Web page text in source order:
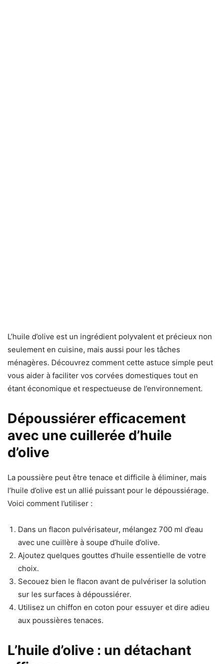
L’huile d’olive est un ingrédient polyvalent et précieux non
seulement en cuisine, mais aussi pour les tâches
ménagères. Découvrez comment cette astuce simple peut
vous aider à faciliter vos corvées domestiques tout en
étant économique et respectueuse de l’environnement.
Dépoussiérer efficacement
avec une cuillerée d’huile
d’olive
La poussière peut être tenace et difficile à éliminer, mais
l’huile d’olive est un allié puissant pour le dépoussiérage.
Voici comment l’utiliser :
Dans un flacon pulvérisateur, mélangez 700 ml d’eau
avec une cuillère à soupe d’huile d’olive.
Ajoutez quelques gouttes d’huile essentielle de votre
choix.
Secouez bien le flacon avant de pulvériser la solution
sur les surfaces à dépoussiérer.
Utilisez un chiffon en coton pour essuyer et dire adieu
aux poussières tenaces.
L’huile d’olive : un détachant